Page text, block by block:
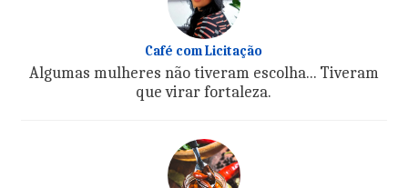
Café com Licitação
Algumas mulheres não tiveram escolha... Tiveram
que virar fortaleza.